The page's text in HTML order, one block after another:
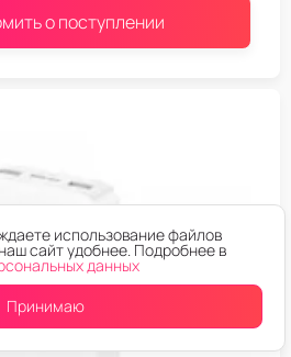
о поступлении
использование файлов
сайт удобнее. Подробнее в
данных
Принимаю